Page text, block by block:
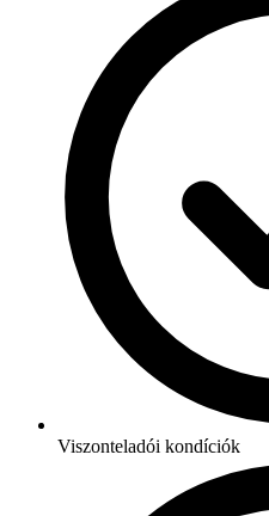
Viszonteladói kondíciók